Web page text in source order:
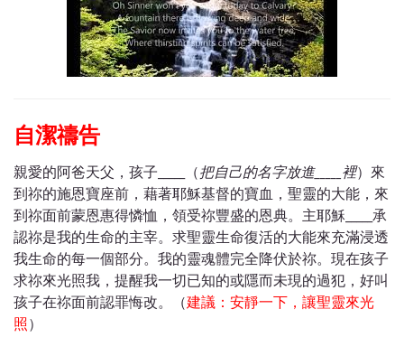
自潔禱告
親愛的阿爸天父，孩子_____（把自己的名字放進_____ 裡）來
到祢的施恩寶座前，藉著耶穌基督的寶血，聖靈的大能，來
到祢面前蒙恩惠得憐恤，領受祢豐盛的恩典。主耶穌_____承
認祢是我的生命的主宰。求聖靈生命復活的大能來充滿浸透
我生命的每一個部分。我的靈魂體完全降伏於祢。現在孩子
求祢來光照我，提醒我一切已知的或隱而未現的過犯，好叫
孩子在祢面前認罪悔改。（建議：安靜一下，讓聖靈來光
照）